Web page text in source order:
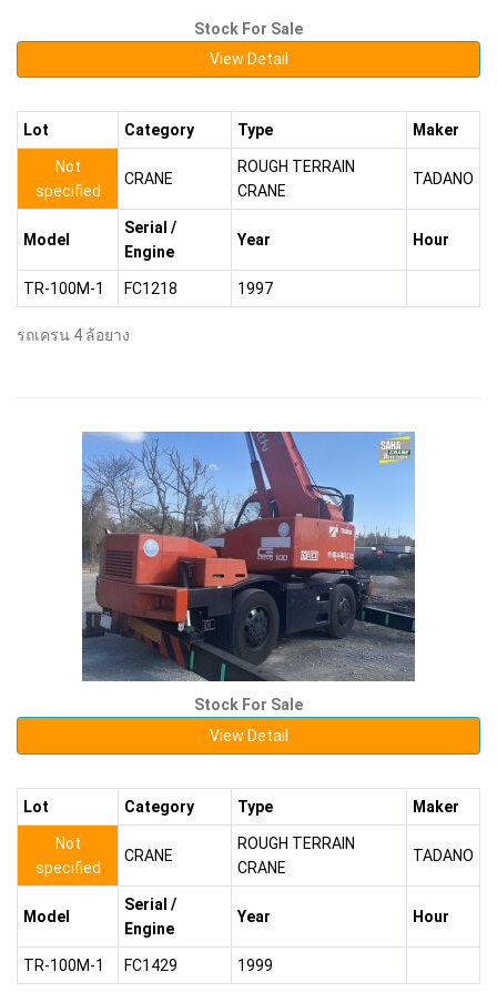
Stock For Sale
View Detail
Lot Category Type Maker
Not
specified
CRANE
ROUGH TERRAIN
CRANE
TADANO
Model
Serial /
Engine
Year Hour
TR-100M-1 FC1218 1997
รถเครน 4 ล้อยาง
Stock For Sale
View Detail
Lot Category Type Maker
Not
specified
CRANE
ROUGH TERRAIN
CRANE
TADANO
Model
Serial /
Engine
Year Hour
TR-100M-1 FC1429 1999